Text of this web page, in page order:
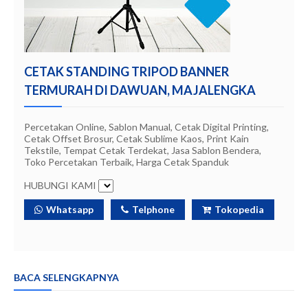
CETAK STANDING TRIPOD BANNER
TERMURAH DI DAWUAN, MAJALENGKA
Percetakan Online, Sablon Manual, Cetak Digital Printing,
Cetak Offset Brosur, Cetak Sublime Kaos, Print Kain
Tekstile, Tempat Cetak Terdekat, Jasa Sablon Bendera,
Toko Percetakan Terbaik, Harga Cetak Spanduk
HUBUNGI KAMI
Whatsapp Telphone Tokopedia
BACA SELENGKAPNYA